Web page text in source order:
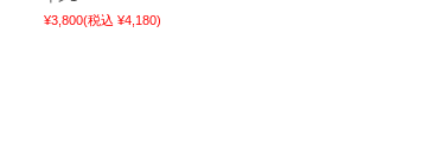
¥3,800(税込 ¥4,180)